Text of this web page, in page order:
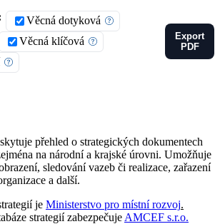
Věcná dotyková
Věcná klíčová
Export
PDF
přehled o strategických dokumentech
na národní a krajské úrovni. Umožňuje
sledování vazeb či realizace, zařazení
a další.
je Ministerstvo pro místní rozvoj.
strategií zabezpečuje AMCEF s.r.o.